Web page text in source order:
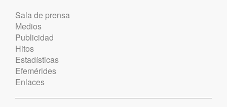
Sala de prensa
Medios
Publicidad
Hitos
Estadísticas
Efemérides
Enlaces